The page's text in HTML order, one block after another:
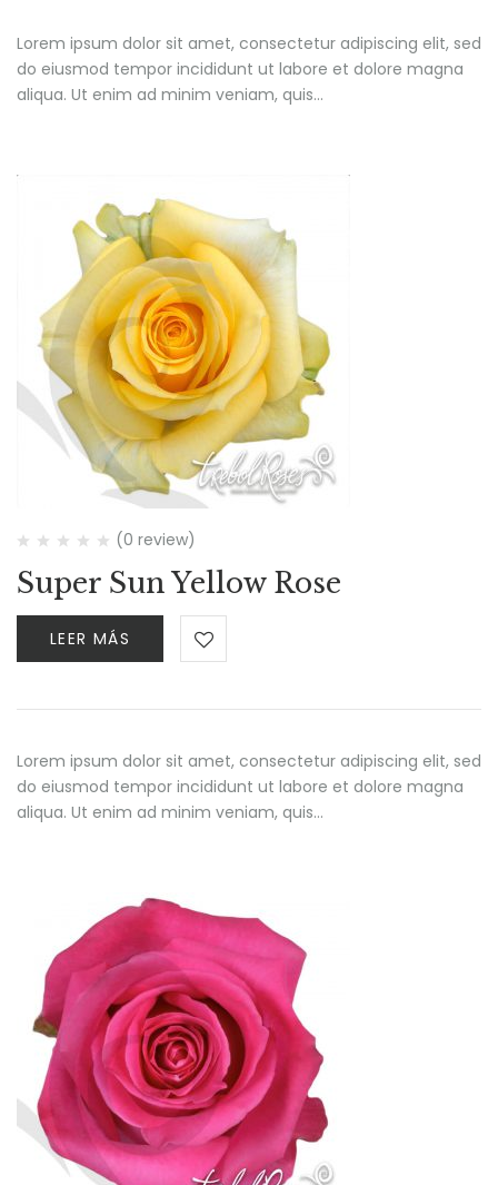
Lorem ipsum dolor sit amet, consectetur adipiscing elit, sed
do eiusmod tempor incididunt ut labore et dolore magna
aliqua. Ut enim ad minim veniam, quis…
(0 review)
Super Sun Yellow Rose
LEER MÁS
Lorem ipsum dolor sit amet, consectetur adipiscing elit, sed
do eiusmod tempor incididunt ut labore et dolore magna
aliqua. Ut enim ad minim veniam, quis…